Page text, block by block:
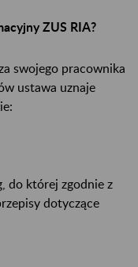
ZUS RIA?
swojego pracownika
ustawa uznaje
do której zgodnie z
dotyczące